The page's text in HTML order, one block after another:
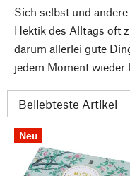
Sich selbst und
Hektik des Alltags oft
darum allerlei gute
jedem Moment wieder
Neu